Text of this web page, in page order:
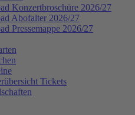
Konzertbroschüre 2026/27
Abofalter 2026/27
Pressemappe 2026/27
Tickets